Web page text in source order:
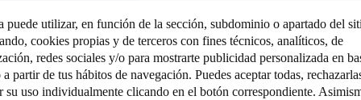
empresariales con IoT (Internet de las Cosas)
se implementa en el sector público catalán El futuro de la
puede utilizar, en función de la sección, subdominio o apartado del
cookies propias y de terceros con fines técnicos, analíticos, de
redes sociales y/o para mostrarte publicidad personalizada en
partir de tus hábitos de navegación. Puedes aceptar todas,
su uso individualmente clicando en el botón correspondiente.